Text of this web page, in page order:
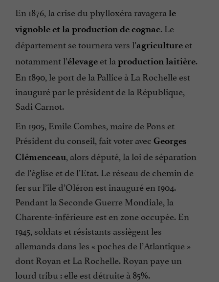
En 1876, la crise du phylloxéra ravagera le
vignoble et la production de cognac. Le
département se tournera vers l’agriculture et
notamment l’élevage et la production laitière.
En 1890, le port de la Pallice à La Rochelle est
inauguré par le président de la République,
Sadi Carnot.
En 1905, Emile Combes, maire de Pons et
Président du conseil, fait voter avec Georges
Clémenceau, alors député, la loi de séparation
de l’église et de l’Etat. Le réseau de chemin de
fer sur l’île d’Oléron est inauguré en 1904.
Pendant la Seconde Guerre Mondiale, la
Charente-inférieure est en zone occupée. En
1945, soldats et résistants assiègent les
allemands dans les « poches de l’Atlantique »
dont Royan et La Rochelle. Royan paye un
lourd tribu : elle est détruite à 85%.